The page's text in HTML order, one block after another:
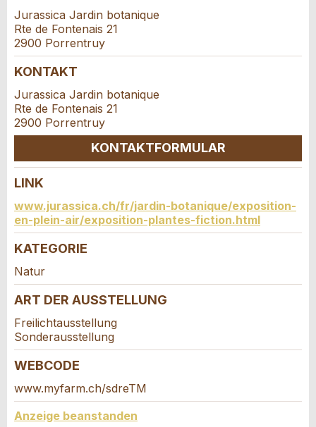
Anzeige nicht mehr gültig
Anzeige unvollständig
Nachricht
* Eingabe erforderlich
Zur Qualitätssicherung wird eine Kopie der E-Mail
an guidle übermittelt.
NACHRICHT SENDEN
Schliessen
* Eingabe erforderlich
ANZEIGE WEITEREMPFEHLEN
Schliessen
Vorname / Nachname *:
Firma / Organisation:
Adresszusatz:
Strasse und Nr. *:
PLZ / Ort *:
E-Mail *:
Telefon *:
Jurassica Jardin botanique
Rte de Fontenais 21
2900 Porrentruy
KONTAKT
Jurassica Jardin botanique
Rte de Fontenais 21
2900 Porrentruy
KONTAKTFORMULAR
Kontakt
Verfassen Sie eine Nachricht für die
Kontaktpersonen dieser Anzeige.
Adresse
LINK
www.jurassica.ch/fr/jardin-botanique/exposition-
en-plein-air/exposition-plantes-fiction.html
KATEGORIE
Natur
ART DER AUSSTELLUNG
Freilichtausstellung
Sonderausstellung
WEBCODE
www.myfarm.ch/sdreTM
Anzeige beanstanden